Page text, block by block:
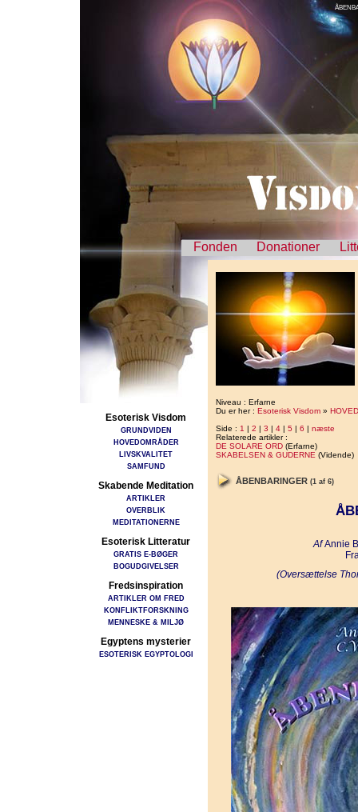
Fonden Donationer
Esoterisk Visdom
GRUNDVIDEN
HOVEDOMRÅDER
LIVSKVALITET
SAMFUND
Skabende Meditation
ARTIKLER
OVERBLIK
MEDITATIONERNE
Esoterisk Litteratur
GRATIS E-BØGER
BOGUDGIVELSER
Fredsinspiration
ARTIKLER OM FRED
KONFLIKTFORSKNING
MENNESKE & MILJØ
Egyptens mysterier
ESOTERISK EGYPTOLOGI
Niveau : Erfarne
Du er her : Esoterisk Visdom »
Side : 1 | 2 | 3 | 4 | 5 | 6 | næste
Relaterede artikler :
DE SOLARE ORD (Erfarne)
SKABELSEN & GUDERNE (Vidende)
ÅBENBARINGER (1 af 6)
AfAnnie
(Oversættelse